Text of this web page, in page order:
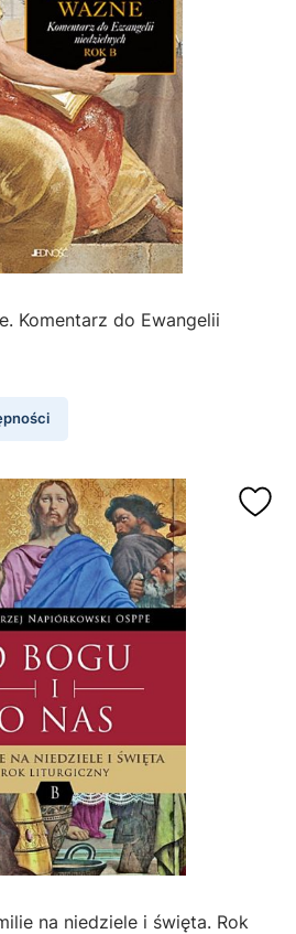
Komentarz do Ewangelii
na niedziele i święta. Rok